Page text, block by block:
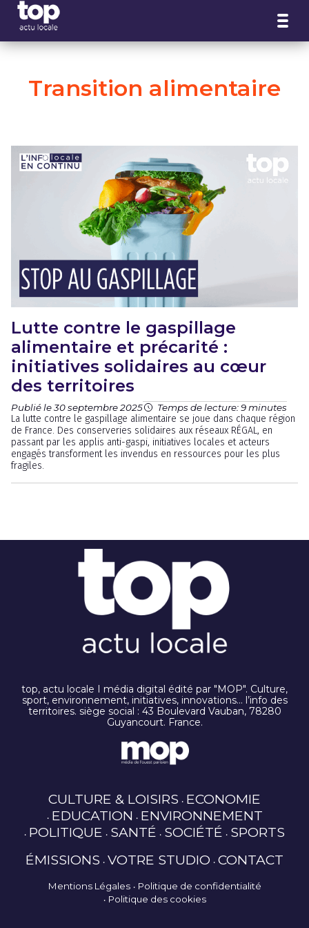
Transition alimentaire
Lutte contre le gaspillage
alimentaire et précarité :
initiatives solidaires au cœur
des territoires
Publié le 30 septembre 2025 Temps de lecture: 9 minutes
La lutte contre le gaspillage alimentaire se joue dans chaque région
de France. Des conserveries solidaires aux réseaux RÉGAL, en
passant par les applis anti-gaspi, initiatives locales et acteurs
engagés transforment les invendus en ressources pour les plus
fragiles.
top, actu locale I média digital édité par "MOP". Culture,
sport, environnement, initiatives, innovations… l’info des
territoires. siège social : 43 Boulevard Vauban, 78280
Guyancourt. France.
CULTURE & LOISIRS ECONOMIE
EDUCATION ENVIRONNEMENT
POLITIQUE SANTÉ SOCIÉTÉ SPORTS
ÉMISSIONS VOTRE STUDIO CONTACT
Mentions Légales
Politique de confidentialité
Politique des cookies
Panneau de gestion des cookies